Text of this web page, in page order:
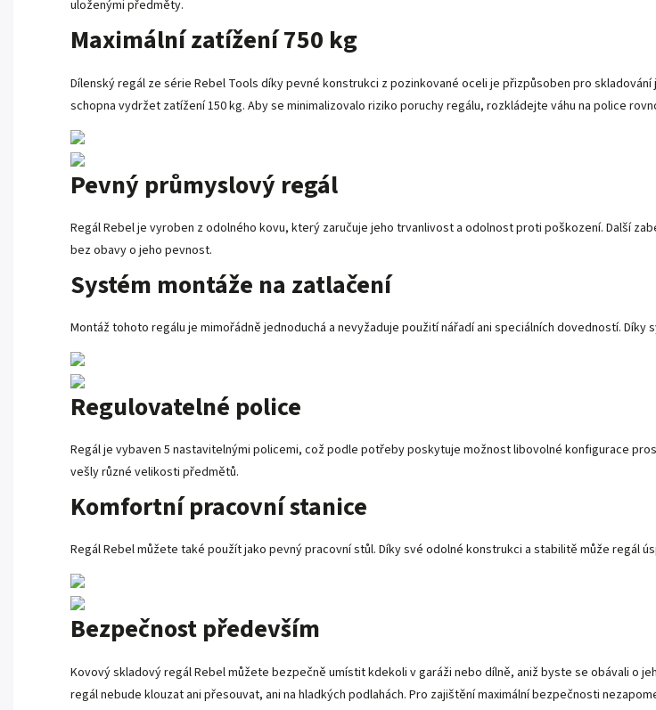
uloženými předměty.
Maximální zatížení 750 kg
Dílenský regál ze série Rebel Tools díky pevné konstrukci z pozinkované oceli je přizpůsoben pro
schopna vydržet zatížení 150 kg. Aby se minimalizovalo riziko poruchy regálu, rozkládejte váhu na police
Pevný průmyslový regál
Regál Rebel je vyroben z odolného kovu, který zaručuje jeho trvanlivost a odolnost proti poškození. Další
bez obavy o jeho pevnost.
Systém montáže na zatlačení
Montáž tohoto regálu je mimořádně jednoduchá a nevyžaduje použití nářadí ani speciálních dovedností.
Regulovatelné police
Regál je vybaven 5 nastavitelnými policemi, což podle potřeby poskytuje možnost libovolné konfigurace
vešly různé velikosti předmětů.
Komfortní pracovní stanice
Regál Rebel můžete také použít jako pevný pracovní stůl. Díky své odolné konstrukci a stabilitě může regál
Bezpečnost především
Kovový skladový regál Rebel můžete bezpečně umístit kdekoli v garáži nebo dílně, aniž byste se obávali o
regál nebude klouzat ani přesouvat, ani na hladkých podlahách. Pro zajištění maximální bezpečnosti